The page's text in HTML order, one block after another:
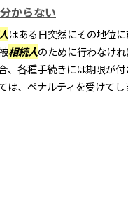
からない
はある日突然にその地位
相続人のために行わなけ
、各種手続きには期限が
は、ペナルティを受けて